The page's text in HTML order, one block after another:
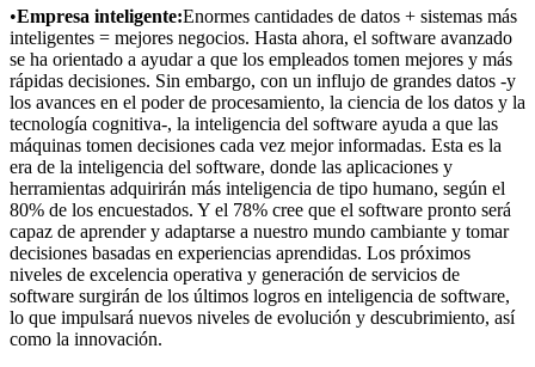
•Empresa inteligente:Enormes cantidades de datos + sistemas más
inteligentes = mejores negocios. Hasta ahora, el software avanzado
se ha orientado a ayudar a que los empleados tomen mejores y más
rápidas decisiones. Sin embargo, con un influjo de grandes datos -y
los avances en el poder de procesamiento, la ciencia de los datos y la
tecnología cognitiva-, la inteligencia del software ayuda a que las
máquinas tomen decisiones cada vez mejor informadas. Esta es la
era de la inteligencia del software, donde las aplicaciones y
herramientas adquirirán más inteligencia de tipo humano, según el
80% de los encuestados. Y el 78% cree que el software pronto será
capaz de aprender y adaptarse a nuestro mundo cambiante y tomar
decisiones basadas en experiencias aprendidas. Los próximos
niveles de excelencia operativa y generación de servicios de
software surgirán de los últimos logros en inteligencia de software,
lo que impulsará nuevos niveles de evolución y descubrimiento, así
como la innovación.